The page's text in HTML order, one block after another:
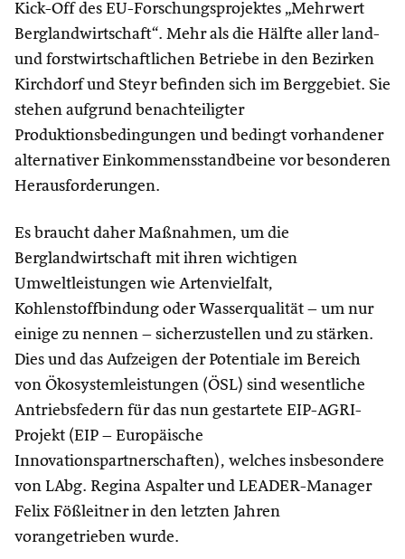
Kick-Off des EU-Forschungsprojektes „Mehrwert
Berglandwirtschaft“. Mehr als die Hälfte aller land-
und forstwirtschaftlichen Betriebe in den Bezirken
Kirchdorf und Steyr befinden sich im Berggebiet. Sie
stehen aufgrund benachteiligter
Produktionsbedingungen und bedingt vorhandener
alternativer Einkommensstandbeine vor besonderen
Herausforderungen.
Es braucht daher Maßnahmen, um die
Berglandwirtschaft mit ihren wichtigen
Umweltleistungen wie Artenvielfalt,
Kohlenstoffbindung oder Wasserqualität – um nur
einige zu nennen – sicherzustellen und zu stärken.
Dies und das Aufzeigen der Potentiale im Bereich
von Ökosystemleistungen (ÖSL) sind wesentliche
Antriebsfedern für das nun gestartete EIP-AGRI-
Projekt (EIP – Europäische
Innovationspartnerschaften), welches insbesondere
von LAbg. Regina Aspalter und LEADER-Manager
Felix Fößleitner in den letzten Jahren
vorangetrieben wurde.